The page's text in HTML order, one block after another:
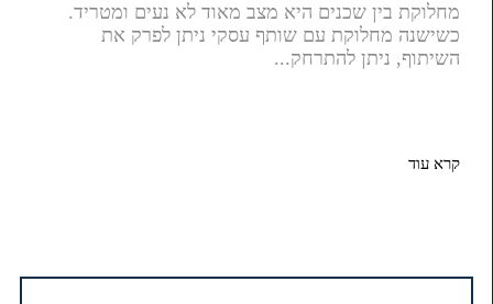
מחלוקת בין שכנים היא מצב מאוד לא נעים ומטריד.
כשישנה מחלוקת עם שותף עסקי ניתן לפרק את
השיתוף, ניתן להתרחק...
קרא עוד